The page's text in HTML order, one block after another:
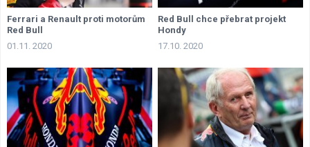
Ferrari a Renault proti motorům
Red Bull
01.11. 2020
Red Bull chce přebrat projekt
Hondy
17.10. 2020